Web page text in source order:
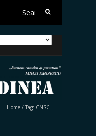
Search
Home / Tag: CNSC